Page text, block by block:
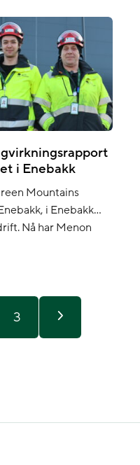
kroner i
mange
du lese
Prosjektet
kommune ble
Nå står det tre
[…]
i Enebakk
Mountains
i Enebakk
Nå har Menon
innbyggere.
har hatt stor
både når
3